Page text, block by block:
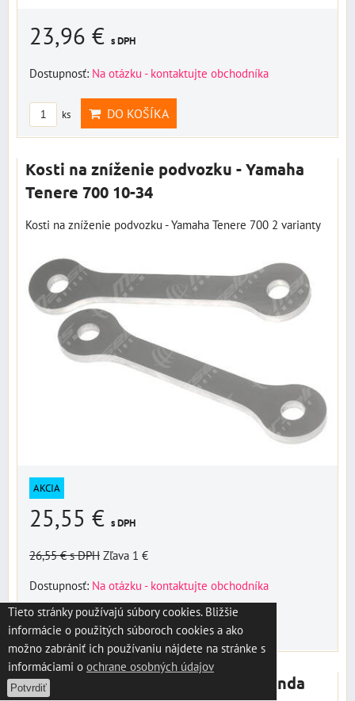
23,96 € s DPH
Dostupnosť: Na otázku - kontaktujte obchodníka
ks DO KOŠÍKA
Kosti na zníženie podvozku - Yamaha
Tenere 700 10-34
Kosti na zníženie podvozku - Yamaha Tenere 700 2 varianty
AKCIA
25,55 € s DPH
26,55 €s DPH Zľava 1 €
Dostupnosť: Na otázku - kontaktujte obchodníka
VYBERTE VARIANT
Kosti pre zvýšenie podvozku - Honda
Tieto stránky používajú súbory cookies. Bližšie
informácie o použitých súboroch cookies a ako
možno zabrániť ich používaniu nájdete na stránke s
informáciami o ochrane osobných údajov
Potvrdiť